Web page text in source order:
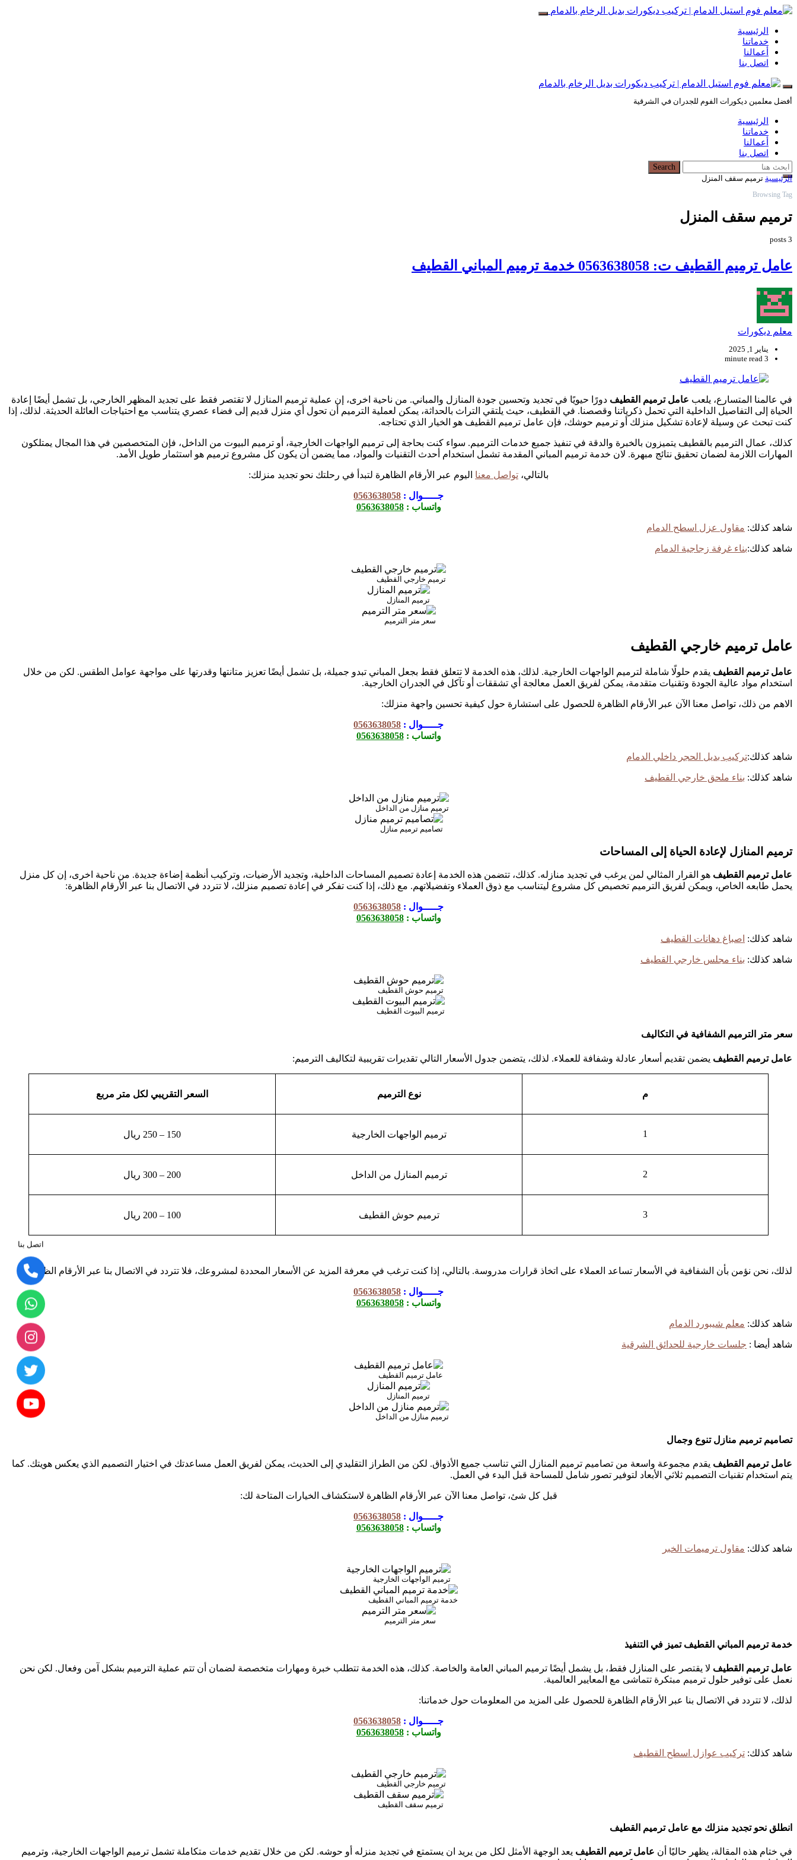
الرئيسية
خدماتنا
أعمالنا
اتصل بنا
أفضل معلمين ديكورات الفوم للجدران في الشرقية
الرئيسية
خدماتنا
أعمالنا
اتصل بنا
Search for:
Search
الرئيسية ترميم سقف المنزل
Browsing Tag
ترميم سقف المنزل
3 posts
عامل ترميم القطيف ت: 0563638058 خدمة ترميم المباني القطيف
معلم ديكورات
يناير 1, 2025
3 minute read
في عالمنا المتسارع، يلعب عامل ترميم القطيف دورًا حيويًا في تجديد وتحسين جودة المنازل والمباني. من ناحية اخرى، إن عملية ترميم المنازل لا تقتصر فقط على تجديد المظهر الخارجي، بل تشمل أيضًا إعادة
الحياة إلى التفاصيل الداخلية التي تحمل ذكرياتنا وقصصنا. في القطيف، حيث يلتقي التراث بالحداثة، يمكن لعملية الترميم أن تحول أي منزل قديم إلى فضاء عصري يتناسب مع احتياجات العائلة الحديثة. لذلك، إذا
كنت تبحث عن وسيلة لإعادة تشكيل منزلك أو ترميم حوشك، فإن عامل ترميم القطيف هو الخيار الذي تحتاجه.
كذلك، عمال الترميم بالقطيف يتميزون بالخبرة والدقة في تنفيذ جميع خدمات الترميم. سواء كنت بحاجة إلى ترميم الواجهات الخارجية، أو ترميم البيوت من الداخل، فإن المتخصصين في هذا المجال يمتلكون
المهارات اللازمة لضمان تحقيق نتائج مبهرة. لان خدمة ترميم المباني المقدمة تشمل استخدام أحدث التقنيات والمواد، مما يضمن أن يكون كل مشروع ترميم هو استثمار طويل الأمد.
بالتالي، تواصل معنا اليوم عبر الأرقام الظاهرة لتبدأ في رحلتك نحو تجديد منزلك:
جـــــوال : 0563638058
واتساب :0563638058
شاهد كذلك: مقاول عزل اسطح الدمام
شاهد كذلك:بناء غرفة زجاجية الدمام
ترميم خارجي القطيف
ترميم المنازل
سعر متر الترميم
عامل ترميم خارجي القطيف
عامل ترميم القطيف يقدم حلولًا شاملة لترميم الواجهات الخارجية. لذلك، هذه الخدمة لا تتعلق فقط بجعل المباني تبدو جميلة، بل تشمل أيضًا تعزيز متانتها وقدرتها على مواجهة عوامل الطقس. لكن من خلال
استخدام مواد عالية الجودة وتقنيات متقدمة، يمكن لفريق العمل معالجة أي تشققات أو تآكل في الجدران الخارجية.
الاهم من ذلك، تواصل معنا الآن عبر الأرقام الظاهرة للحصول على استشارة حول كيفية تحسين واجهة منزلك:
جـــــوال : 0563638058
واتساب :0563638058
شاهد كذلك:تركيب بديل الحجر داخلي الدمام
شاهد كذلك: بناء ملحق خارجي القطيف
ترميم منازل من الداخل
تصاميم ترميم منازل
ترميم المنازل لإعادة الحياة إلى المساحات
عامل ترميم القطيف هو القرار المثالي لمن يرغب في تجديد منازله. كذلك، تتضمن هذه الخدمة إعادة تصميم المساحات الداخلية، وتجديد الأرضيات، وتركيب أنظمة إضاءة جديدة. من ناحية اخرى، إن كل منزل
يحمل طابعه الخاص، ويمكن لفريق الترميم تخصيص كل مشروع ليتناسب مع ذوق العملاء وتفضيلاتهم. مع ذلك، إذا كنت تفكر في إعادة تصميم منزلك، لا تتردد في الاتصال بنا عبر الأرقام الظاهرة:
جـــــوال : 0563638058
واتساب :0563638058
شاهد كذلك: اصباغ دهانات القطيف
شاهد كذلك: بناء مجلس خارجي القطيف
ترميم حوش القطيف
ترميم البيوت القطيف
سعر متر الترميم الشفافية في التكاليف
عامل ترميم القطيف يضمن تقديم أسعار عادلة وشفافة للعملاء. لذلك، يتضمن جدول الأسعار التالي تقديرات تقريبية لتكاليف الترميم:
م نوع الترميم السعر التقريبي لكل متر مربع
1 ترميم الواجهات الخارجية 150 – 250 ريال
2 ترميم المنازل من الداخل 200 – 300 ريال
3 ترميم حوش القطيف 100 – 200 ريال
لذلك، نحن نؤمن بأن الشفافية في الأسعار تساعد العملاء على اتخاذ قرارات مدروسة. بالتالي، إذا كنت ترغب في معرفة المزيد عن الأسعار المحددة لمشروعك، فلا تتردد في الاتصال بنا عبر الأرقام الظاهرة:
جـــــوال : 0563638058
واتساب :0563638058
شاهد كذلك: معلم شيبورد الدمام
شاهد أيضا : جلسات خارجية للحدائق الشرقية
عامل ترميم القطيف
ترميم المنازل
ترميم منازل من الداخل
تصاميم ترميم منازل تنوع وجمال
عامل ترميم القطيف يقدم مجموعة واسعة من تصاميم ترميم المنازل التي تناسب جميع الأذواق. لكن من الطراز التقليدي إلى الحديث، يمكن لفريق العمل مساعدتك في اختيار التصميم الذي يعكس هويتك. كما
يتم استخدام تقنيات التصميم ثلاثي الأبعاد لتوفير تصور شامل للمساحة قبل البدء في العمل.
قبل كل شئ، تواصل معنا الآن عبر الأرقام الظاهرة لاستكشاف الخيارات المتاحة لك:
جـــــوال : 0563638058
واتساب :0563638058
شاهد كذلك: مقاول ترميمات الخبر
ترميم الواجهات الخارجية
خدمة ترميم المباني القطيف
سعر متر الترميم
خدمة ترميم المباني القطيف تميز في التنفيذ
عامل ترميم القطيف لا يقتصر على المنازل فقط، بل يشمل أيضًا ترميم المباني العامة والخاصة. كذلك، هذه الخدمة تتطلب خبرة ومهارات متخصصة لضمان أن تتم عملية الترميم بشكل آمن وفعال. لكن نحن
نعمل على توفير حلول ترميم مبتكرة تتماشى مع المعايير العالمية.
لذلك، لا تتردد في الاتصال بنا عبر الأرقام الظاهرة للحصول على المزيد من المعلومات حول خدماتنا:
جـــــوال : 0563638058
واتساب :0563638058
شاهد كذلك: تركيب عوازل اسطح القطيف
ترميم خارجي القطيف
ترميم سقف القطيف
انطلق نحو تجديد منزلك مع عامل ترميم القطيف
في ختام هذه المقالة، يظهر حاليًا أن عامل ترميم القطيف يعد الوجهة الأمثل لكل من يريد ان يستمتع في تجديد منزله أو حوشه. لكن من خلال تقديم خدمات متكاملة تشمل ترميم الواجهات الخارجية، وترميم
اتصل بنا